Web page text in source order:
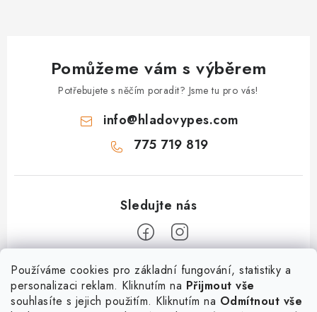
Používáme cookies pro základní fungování, statistiky a
personalizaci reklam. Kliknutím na Přijmout vše
souhlasíte s jejich použitím. Kliknutím na Odmítnout vše
Pomůžeme vám s výběrem
Potřebujete s něčím poradit? Jsme tu pro vás!
info@hladovypes.com
775 719 819
Informace